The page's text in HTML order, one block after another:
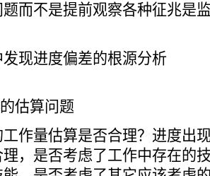
而不是提前观察各种征兆是
现进度偏差的根源分析
估算问题
作量估算是否合理？进度出
，是否考虑了工作中存在的